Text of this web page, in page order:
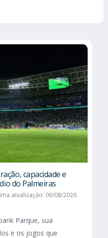
capacidade e
do Palmeiras
atualização: 06/08/2026
Parque, sua
e os jogos que